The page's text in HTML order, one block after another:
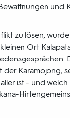
zu lösen,
Ort
Karamojong,
ist - und